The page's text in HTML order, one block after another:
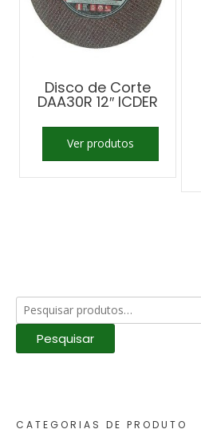
Disco de Corte
DAA30R 12″ ICDER
Ver produtos
Pesquisar
por:
Pesquisar
CATEGORIAS DE PRODUTO